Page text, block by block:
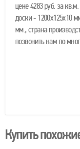
цене 4283 руб. за
доски - 1200х125х10
мм., страна
позвонить нам по
Купить